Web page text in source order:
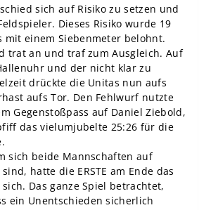
sich auf Risiko zu setzen und
Dieses Risiko wurde 19
mit einem Siebenmeter belohnt.
trat an und traf zum Ausgleich. Auf
und der nicht klar zu
drückte die Unitas nun aufs
aufs Tor. Den Fehlwurf nutzte
Gegenstoßpass auf Daniel Ziebold,
das vielumjubelte 25:26 für die
sich beide Mannschaften auf
hatte die ERSTE am Ende das
Das ganze Spiel betrachtet,
ein Unentschieden sicherlich